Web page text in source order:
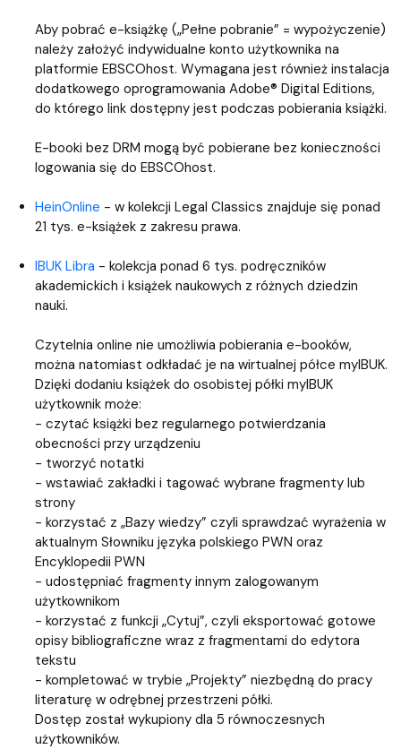
Aby pobrać e-książkę („Pełne pobranie” = wypożyczenie)
należy założyć indywidualne konto użytkownika na
platformie EBSCOhost. Wymagana jest również instalacja
dodatkowego oprogramowania Adobe® Digital Editions,
do którego link dostępny jest podczas pobierania książki.
E-booki bez DRM mogą być pobierane bez konieczności
logowania się do EBSCOhost.
HeinOnline - w kolekcji Legal Classics znajduje się ponad
21 tys. e-książek z zakresu prawa.
IBUK Libra - kolekcja ponad 6 tys. podręczników
akademickich i książek naukowych z różnych dziedzin
nauki.
Czytelnia online nie umożliwia pobierania e-booków,
można natomiast odkładać je na wirtualnej półce myIBUK.
Dzięki dodaniu książek do osobistej półki myIBUK
użytkownik może:
- czytać książki bez regularnego potwierdzania
obecności przy urządzeniu
- tworzyć notatki
- wstawiać zakładki i tagować wybrane fragmenty lub
strony
- korzystać z „Bazy wiedzy” czyli sprawdzać wyrażenia w
aktualnym Słowniku języka polskiego PWN oraz
Encyklopedii PWN
- udostępniać fragmenty innym zalogowanym
użytkownikom
- korzystać z funkcji „Cytuj”, czyli eksportować gotowe
opisy bibliograficzne wraz z fragmentami do edytora
tekstu
- kompletować w trybie „Projekty” niezbędną do pracy
literaturę w odrębnej przestrzeni półki.
Dostęp został wykupiony dla 5 równoczesnych
użytkowników.